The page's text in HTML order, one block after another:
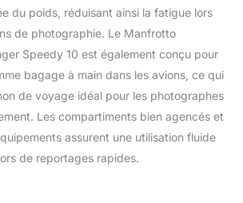
du poids, réduisant ainsi la fatigue lors
de photographie. Le Manfrotto
Speedy 10 est également conçu pour
bagage à main dans les avions, ce qui
de voyage idéal pour les photographes
Les compartiments bien agencés et
assurent une utilisation fluide
de reportages rapides.